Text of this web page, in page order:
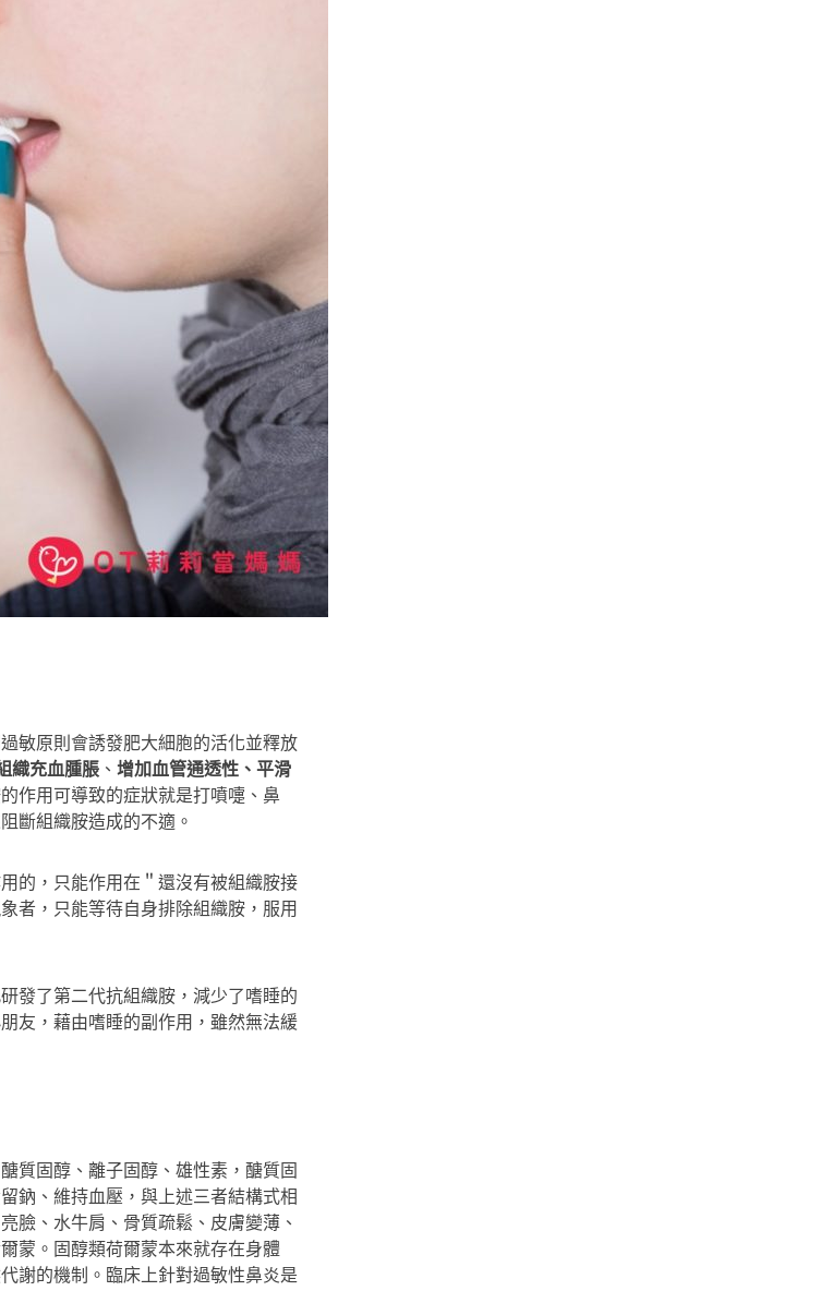
敏原則會誘發肥大細胞的活化並釋放
織充血腫脹 、 增加血管通透性、平滑
作用可導致的症狀就是打噴嚏、鼻
斷組織胺造成的不適。
的，只能作用在＂還沒有被組織胺接
者，只能等待自身排除組織胺，服用
發了第二代抗組織胺，減少了嗜睡的
友，藉由嗜睡的副作用，雖然無法緩
質固醇、離子固醇、雄性素，醣質固
鈉、維持血壓，與上述三者結構式相
臉、水牛肩、骨質疏鬆、皮膚變薄、
蒙。固醇類荷爾蒙本來就存在身體
謝的機制。臨床上針對過敏性鼻炎是